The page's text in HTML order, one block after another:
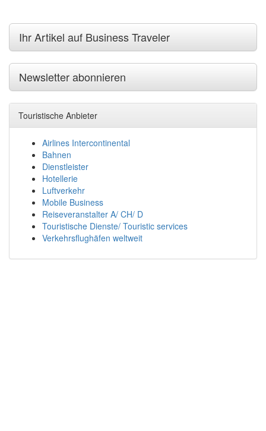
Ihr Artikel auf Business Traveler
Newsletter abonnieren
Touristische Anbieter
Airlines Intercontinental
Bahnen
Dienstleister
Hotellerie
Luftverkehr
Mobile Business
Reiseveranstalter A/ CH/ D
Touristische Dienste/ Touristic services
Verkehrsflughäfen weltweit